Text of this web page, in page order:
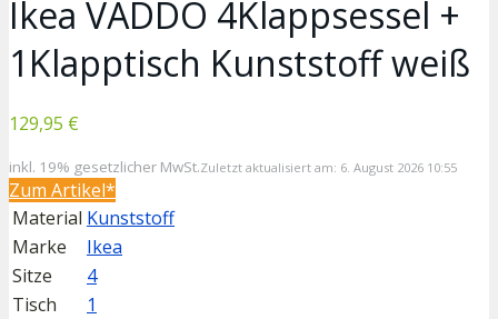
Ikea VÄDDÖ 4Klappsessel +
1Klapptisch Kunststoff weiß
129,95 €
inkl. 19% gesetzlicher MwSt.Zuletzt aktualisiert am: 6. August 2026 10:55
Zum Artikel*
Material Kunststoff
Marke
Ikea
Sitze
4
Tisch
1